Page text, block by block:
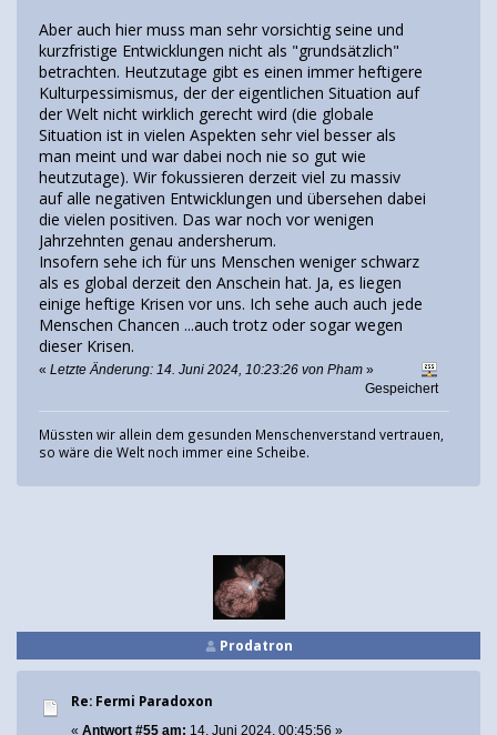
Aber auch hier muss man sehr vorsichtig seine und
kurzfristige Entwicklungen nicht als "grundsätzlich"
betrachten. Heutzutage gibt es einen immer heftigere
Kulturpessimismus, der der eigentlichen Situation auf
der Welt nicht wirklich gerecht wird (die globale
Situation ist in vielen Aspekten sehr viel besser als
man meint und war dabei noch nie so gut wie
heutzutage). Wir fokussieren derzeit viel zu massiv
auf alle negativen Entwicklungen und übersehen dabei
die vielen positiven. Das war noch vor wenigen
Jahrzehnten genau andersherum.
Insofern sehe ich für uns Menschen weniger schwarz
als es global derzeit den Anschein hat. Ja, es liegen
einige heftige Krisen vor uns. Ich sehe auch auch jede
Menschen Chancen ...auch trotz oder sogar wegen
dieser Krisen.
« Letzte Änderung: 14. Juni 2024, 10:23:26 von Pham »
Gespeichert
Müssten wir allein dem gesunden Menschenverstand vertrauen,
so wäre die Welt noch immer eine Scheibe.
Prodatron
Re: Fermi Paradoxon
« Antwort #55 am: 14. Juni 2024, 00:45:56 »